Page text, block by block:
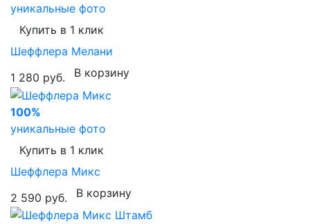
уникальные фото
Купить в 1 клик
Шеффлера Мелани
1 280 руб.
В корзину
100%
уникальные фото
Купить в 1 клик
Шеффлера Микс
2 590 руб.
В корзину